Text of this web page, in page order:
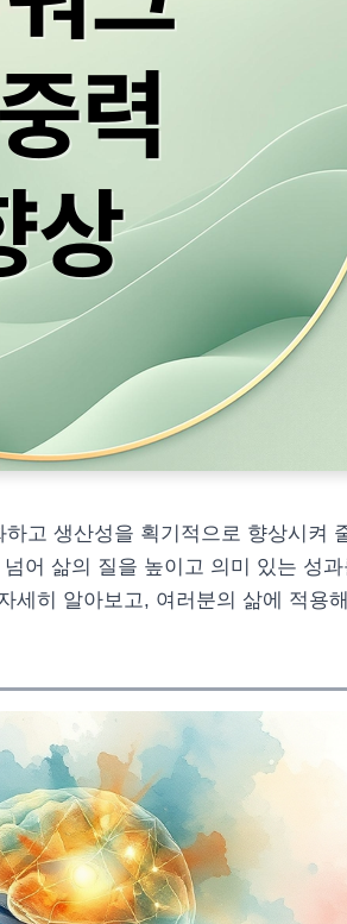
고 생산성을 획기적으로 향상시켜
어 삶의 질을 높이고 의미 있는 성
세히 알아보고, 여러분의 삶에 적용